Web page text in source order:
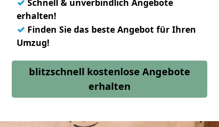
Schnell & unverbindlich Angebote
erhalten!
✓ Finden Sie das beste Angebot für Ihren
Umzug!
blitzschnell kostenlose Angebote
erhalten